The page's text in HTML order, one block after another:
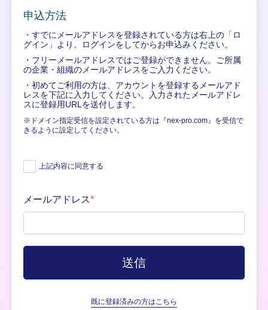
申込方法
・すでにメールアドレスを登録されている方は右上の「ロ
グイン」より、ログインをしてからお申込みください。
・フリーメールアドレスではご登録ができません。ご所属
の企業・組織のメールアドレスをご入力ください。
・初めてご利用の方は、アカウントを登録するメールアド
レスを下記に入力してください。入力されたメールアドレ
スに登録用URLを送付します。
※ドメイン指定受信を設定されている方は『nex-pro.com』を受信で
きるように設定してください。
上記内容に同意する
メールアドレス*
既に登録済みの方はこちら